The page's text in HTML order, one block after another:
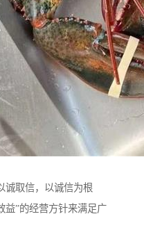
诚取信，以诚信为根
益”的经营方针来满足广